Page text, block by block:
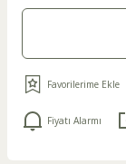
Fiyatı Alarmı